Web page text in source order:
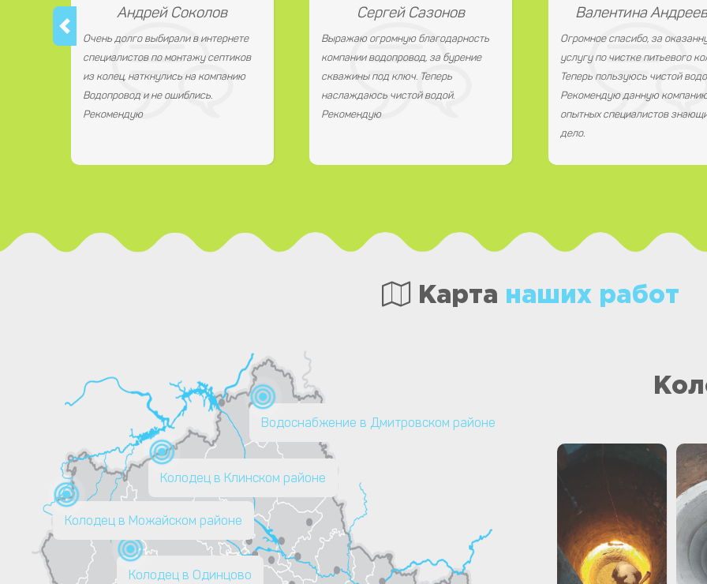
Андрей Соколов
Очень долго выбирали в интернете
специалистов по монтажу септиков
из колец, наткнулись на компанию
Водопровод и не ошиблись.
Рекомендую
Сергей Сазонов
Выражаю огромную благодарность
компании водопровод, за бурение
скважины под ключ. Теперь
наслаждаюсь чистой водой.
Рекомендую
Валентина
Огромное спасибо, за
услугу по чистке питьевого
Теперь пользуюсь чистой
Рекомендую данную
опытных специалистов
дело.
Карта наших работ
Колодец в Одинцово
Колодец в Клинском районе
Колодец в Можайском районе
Водоснабжение в Дмитровском районе